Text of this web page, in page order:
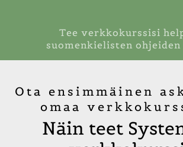
Tee verkkokurssisi
suomenkielisten ohjeiden
Ota ensimmäinen
omaa
Näin teet